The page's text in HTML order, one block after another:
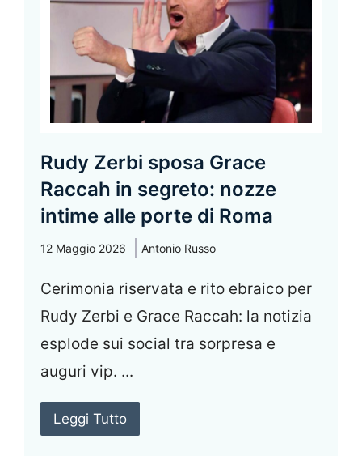
Rudy Zerbi sposa Grace
Raccah in segreto: nozze
intime alle porte di Roma
12 Maggio 2026 Antonio Russo
Cerimonia riservata e rito ebraico per
Rudy Zerbi e Grace Raccah: la notizia
esplode sui social tra sorpresa e
auguri vip. ...
Leggi Tutto